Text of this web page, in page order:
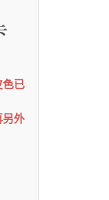
色已
另外